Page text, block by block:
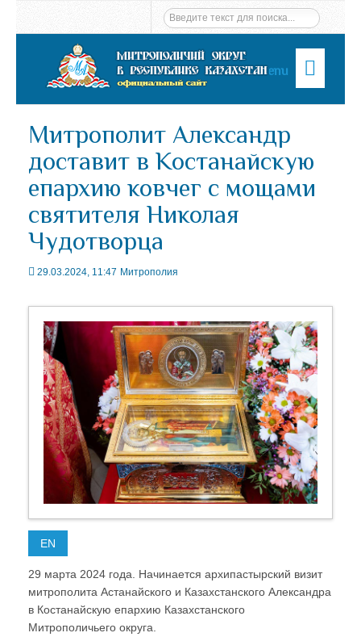
Menu
Митрополит Александр
доставит в Костанайскую
епархию ковчег с мощами
святителя Николая
Чудотворца
29.03.2024, 11:47 Митрополия
EN
29 марта 2024 года. Начинается архипастырский визит
митрополита Астанайского и Казахстанского Александра
в Костанайскую епархию Казахстанского
Митрополичьего округа.